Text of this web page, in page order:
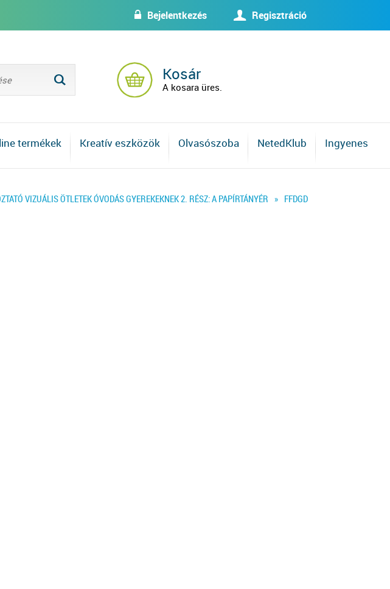
w Bejelentkezés U Regisztráció
L Kosár
A kosara üres.
termékek Kreatív eszközök Olvasószoba NetedKlub Ingyenes
VIZUÁLIS ÖTLETEK ÓVODÁS GYEREKEKNEK 2. RÉSZ: A PAPÍRTÁNYÉR » FFDGD